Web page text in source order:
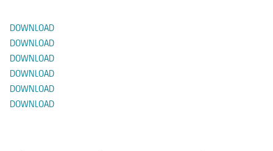
DOWNLOAD
DOWNLOAD
DOWNLOAD
DOWNLOAD
DOWNLOAD
DOWNLOAD